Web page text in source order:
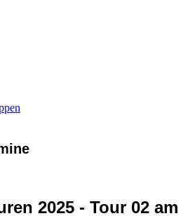
2025 - Tour 02 am